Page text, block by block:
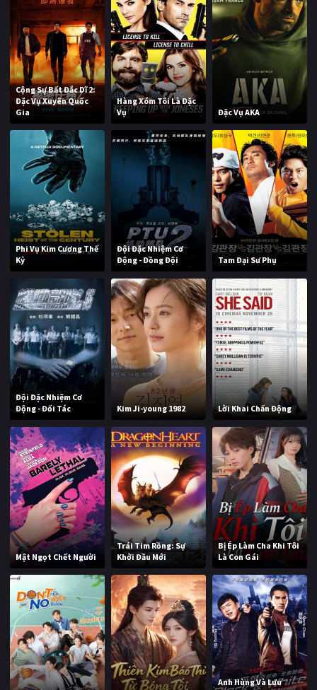
Cộng Sự Bất Đắc Dĩ 2:
Đặc Vụ Xuyên Quốc
Gia
Hàng Xóm Tôi Là Đặc
Vụ
Đặc Vụ AKA
Phi Vụ Kim Cương Thế
Kỷ
Đội Đặc Nhiệm Cơ
Động - Đồng Đội
Tam Đại Sư Phụ
Đội Đặc Nhiệm Cơ
Động - Đối Tác
Kim Ji-young 1982 Lời Khai Chấn Động
Mật Ngọt Chết Người
Trái Tim Rồng: Sự
Khởi Đầu Mới
Bị Ép Làm Cha Khi Tôi
Là Con Gái
Anh Hùng Và Lưu